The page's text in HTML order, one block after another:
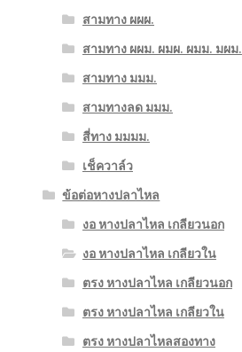
สามทาง ผผผ.
สามทาง ผผม. ผมผ. ผมม. มผม.
สามทาง มมม.
สามทางลด มมม.
สี่ทาง มมมม.
เช็ควาล์ว
ข้อต่อหางปลาไหล
งอ หางปลาไหล เกลียวนอก
งอ หางปลาไหล เกลียวใน
ตรง หางปลาไหล เกลียวนอก
ตรง หางปลาไหล เกลียวใน
ตรง หางปลาไหลสองทาง